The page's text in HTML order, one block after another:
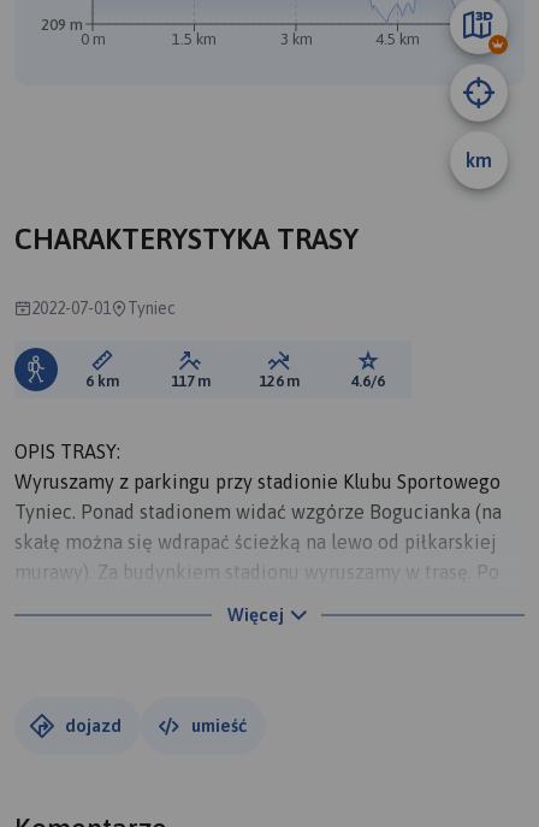
A
km
0 m 1.5 km 3 km 4.5 km 6 km
209 m
CHARAKTERYSTYKA TRASY
2022-07-01 Tyniec
Długość trasy:
6 km Suma przewyższeń:
117 m Suma spadków:
126 m Ocena trasy:
4.6/6
OPIS TRASY:
Wyruszamy z parkingu przy stadionie Klubu Sportowego
Tyniec. Ponad stadionem widać wzgórze Bogucianka (na
skałę można się wdrapać ścieżką na lewo od piłkarskiej
murawy). Za budynkiem stadionu wyruszamy w trasę. Po
widokowy. Przy dobrej widoczności można zobaczyć stąd
tynieckich. Wracamy na główną trasę wyprawy i ok. 700
Więcej
dojazd umieść